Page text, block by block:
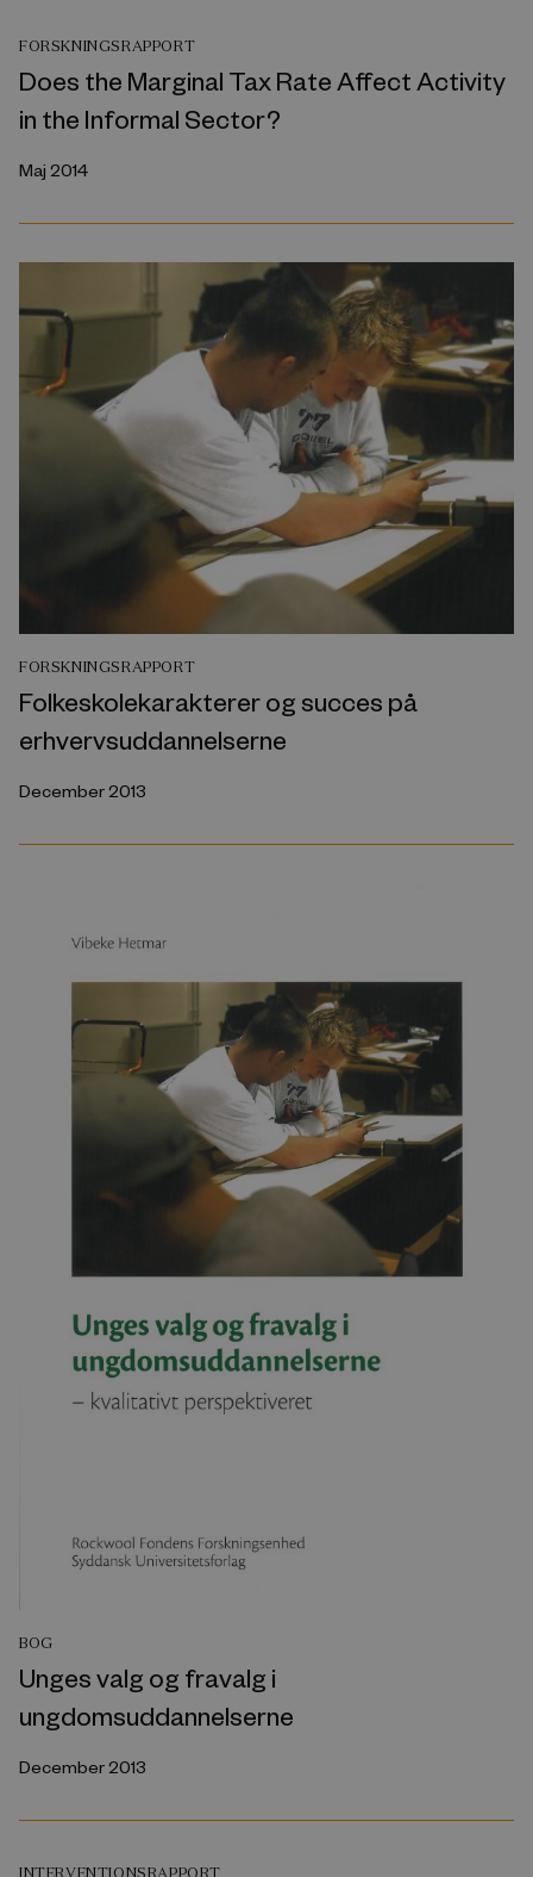
FORSKNINGSRAPPORT
Does the Marginal Tax Rate Affect Activity
in the Informal Sector?
Maj 2014
FORSKNINGSRAPPORT
Folkeskolekarakterer og succes på
erhvervsuddannelserne
December 2013
BOG
Unges valg og fravalg i
ungdomsuddannelserne
December 2013
INTERVENTIONSRAPPORT